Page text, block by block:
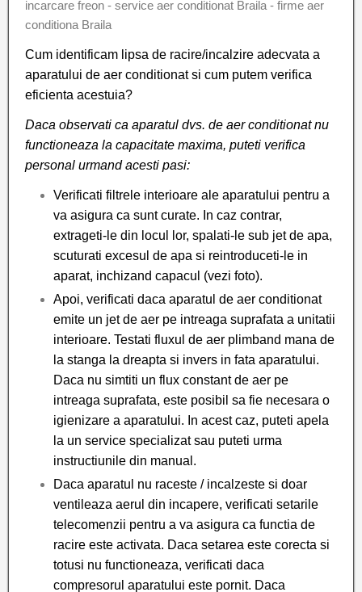
Cum identificam lipsa de racire/incalzire adecvata a
aparatului de aer conditionat si cum putem verifica
eficienta acestuia?
Daca observati ca aparatul dvs. de aer conditionat nu
functioneaza la capacitate maxima, puteti verifica
personal urmand acesti pasi:
Verificati filtrele interioare ale aparatului pentru a
va asigura ca sunt curate. In caz contrar,
extrageti-le din locul lor, spalati-le sub jet de apa,
scuturati excesul de apa si reintroduceti-le in
aparat, inchizand capacul (vezi foto).
Apoi, verificati daca aparatul de aer conditionat
emite un jet de aer pe intreaga suprafata a unitatii
interioare. Testati fluxul de aer plimband mana de
la stanga la dreapta si invers in fata aparatului.
Daca nu simtiti un flux constant de aer pe
intreaga suprafata, este posibil sa fie necesara o
igienizare a aparatului. In acest caz, puteti apela
la un service specializat sau puteti urma
instructiunile din manual.
Daca aparatul nu raceste / incalzeste si doar
ventileaza aerul din incapere, verificati setarile
telecomenzii pentru a va asigura ca functia de
racire este activata. Daca setarea este corecta si
totusi nu functioneaza, verificati daca
compresorul aparatului este pornit. Daca